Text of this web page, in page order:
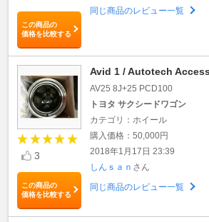
この商品の
価格を比較する
同じ商品のレビュー一覧
3
この商品の
価格を比較する
Avid 1 / Autotech
AV25 8J+25 PCD100
トヨタ サクシードワゴン
カテゴリ：ホイール
購入価格：50,000円
2018年1月17日 23:39
しんｓａｎ さん
同じ商品のレビュー一覧